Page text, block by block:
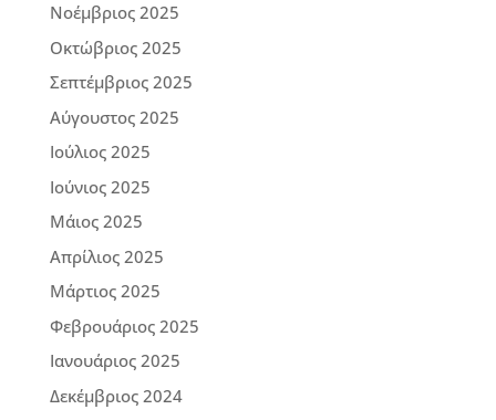
Νοέμβριος 2025
Οκτώβριος 2025
Σεπτέμβριος 2025
Αύγουστος 2025
Ιούλιος 2025
Ιούνιος 2025
Μάιος 2025
Απρίλιος 2025
Μάρτιος 2025
Φεβρουάριος 2025
Ιανουάριος 2025
Δεκέμβριος 2024